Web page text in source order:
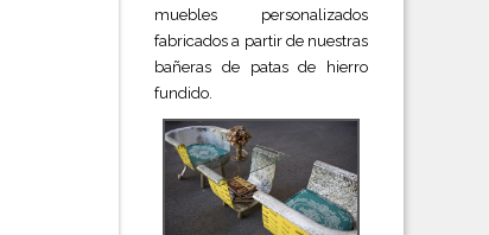
muebles personalizados
fabricados a partir de nuestras
bañeras de patas de hierro
fundido.